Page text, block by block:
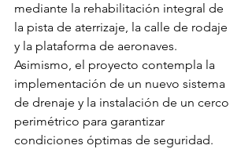
mediante la rehabilitación integral de
la pista de aterrizaje, la calle de rodaje
y la plataforma de aeronaves.
Asimismo, el proyecto contempla la
implementación de un nuevo sistema
de drenaje y la instalación de un cerco
perimétrico para garantizar
condiciones óptimas de seguridad.